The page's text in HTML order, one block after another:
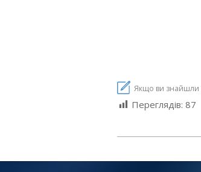
Якщо ви знайшли
Переглядів: 87
06-